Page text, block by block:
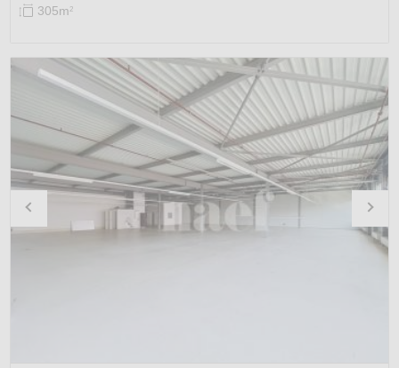
305m2